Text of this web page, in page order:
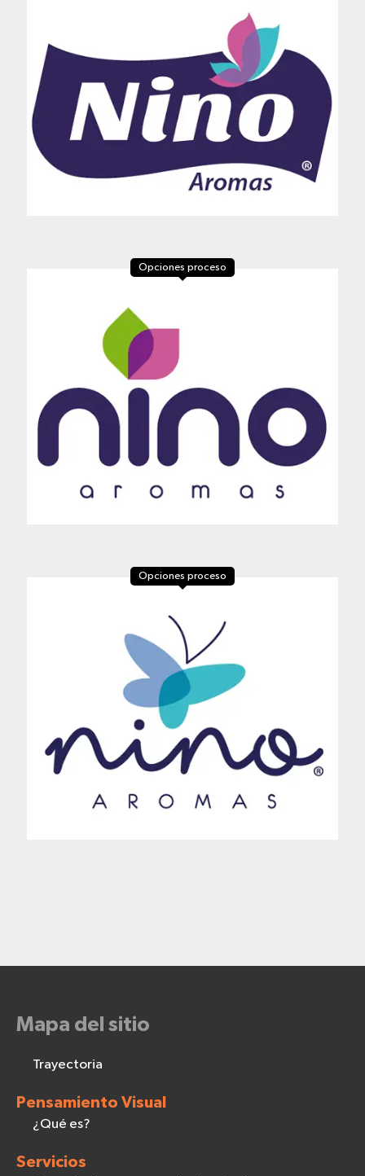
Opciones proceso
Opciones proceso
Mapa del sitio
Trayectoria
Pensamiento Visual
¿Qué es?
Servicios